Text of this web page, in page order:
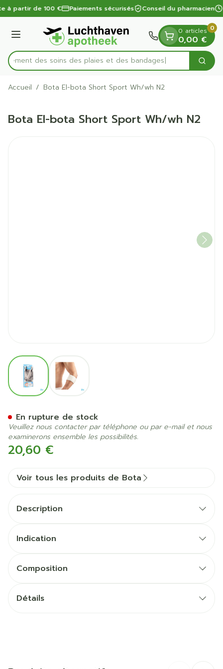
Aller au contenu
1 de 1
à partir de 100 € Paiements sécurisés Conseil du pharmacien
Menu
Rechercherdes soins des plaies et des bandages
0 articles
0,00 €
0
Accueil / Bota El-bota Short Sport Wh/wh N2
Bota El-bota Short Sport Wh/wh N2
View larger imageView larger image
20,60 €
En rupture de stock
Veuillez nous contacter par téléphone ou par e-mail et nous
examinerons ensemble les possibilités.
Voir tous les produits de Bota
Description
Indication
Composition
Détails